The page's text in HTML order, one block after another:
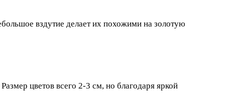
вздутие делает их похожими на золотую
цветов всего 2-3 см, но благодаря яркой